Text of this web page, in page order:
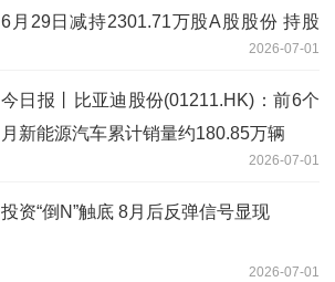
6月29日减持2301.71万股A股股份 持股
2026-07-01
今日报丨比亚迪股份(01211.HK)：前6个
月新能源汽车累计销量约180.85万辆
2026-07-01
投资“倒N”触底 8月后反弹信号显现
2026-07-01